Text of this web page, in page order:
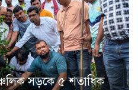
সড়কে ৫ শতাধিক